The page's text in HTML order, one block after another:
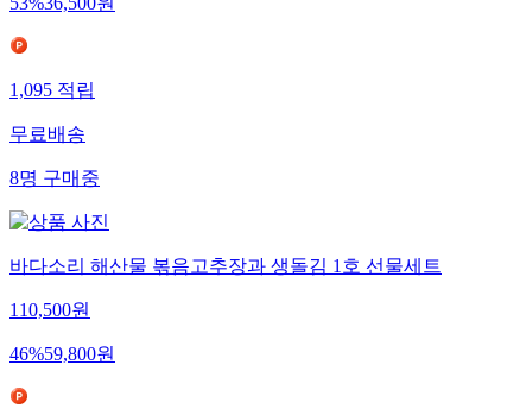
53%36,500원
1,095적립
무료배송
8명구매중
바다소리 해산물 볶음고추장과 생돌김 1호 선물세트
110,500원
46%59,800원